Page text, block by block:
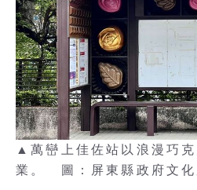
▲萬巒上佳佐站以浪漫巧
業。 圖：屏東縣政府文化